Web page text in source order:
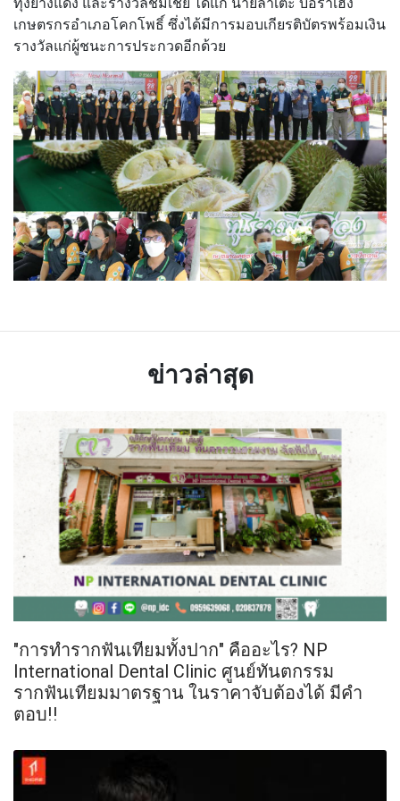
เกษตรกรอำเภอโคกโพธิ์ ซึ่งได้มีการมอบเกียรติบัตรพร้อมเงิน
รางวัลแก่ผู้ชนะการประกวดอีกด้วย
ข่าวล่าสุด
"การทำรากฟันเทียมทั้งปาก" คืออะไร? NP
International Dental Clinic ศูนย์ทันตกรรม
รากฟันเทียมมาตรฐาน ในราคาจับต้องได้ มีคำ
ตอบ!!